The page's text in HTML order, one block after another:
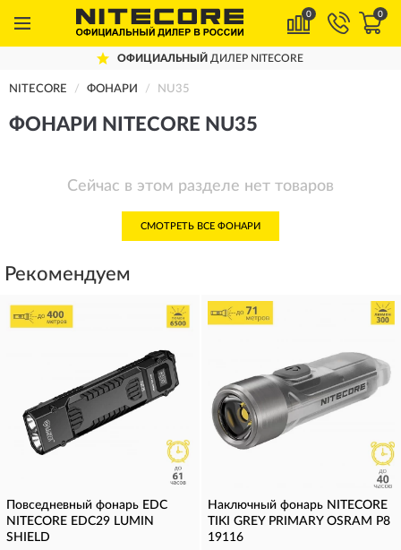
0 0
ОФИЦИАЛЬНЫЙ ДИЛЕР NITECORE
NITECORE ФОНАРИ NU35
ФОНАРИ NITECORE NU35
Сейчас в этом разделе нет товаров
СМОТРЕТЬ ВСЕ ФОНАРИ
Рекомендуем
Повседневный фонарь EDC
NITECORE EDC29 LUMIN
SHIELD
Наключный фонарь NITECORE
TIKI GREY PRIMARY OSRAM P8
19116